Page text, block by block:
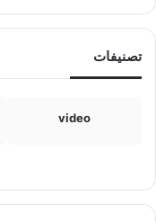
تصنيفات
video